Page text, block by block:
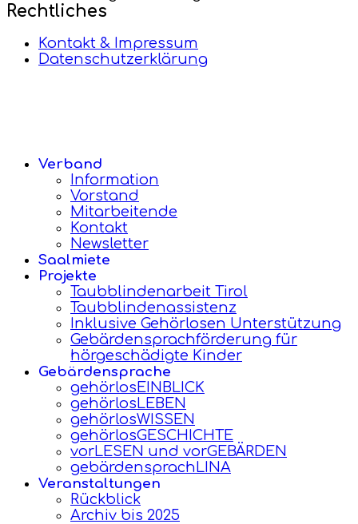
Rechtliches
Kontakt & Impressum
Datenschutzerklärung
Verband
Information
Vorstand
Mitarbeitende
Kontakt
Newsletter
Saalmiete
Projekte
Taubblindenarbeit Tirol
Taubblindenassistenz
Inklusive Gehörlosen Unterstützung
Gebärdensprachförderung für
hörgeschädigte Kinder
Gebärdensprache
gehörlosEINBLICK
gehörlosLEBEN
gehörlosWISSEN
gehörlosGESCHICHTE
vorLESEN und vorGEBÄRDEN
gebärdensprachLINA
Veranstaltungen
Rückblick
Archiv bis 2025